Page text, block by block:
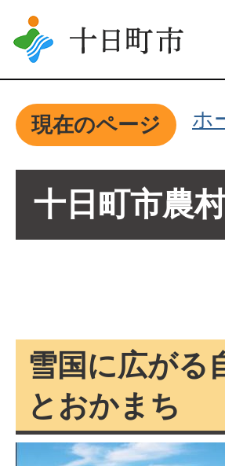
現在のページ ホ
十日町市農
雪国に広がる
とおかまち